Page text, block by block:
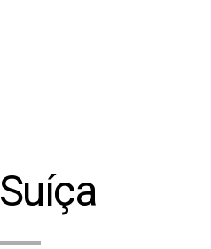
Suíça